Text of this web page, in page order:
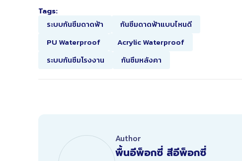
Tags:
ระบบกันซึมดาดฟ้า
กันซึมดาดฟ้าแบบไหนดี
PU Waterproof
Acrylic Waterproof
ระบบกันซึมโรงงาน
กันซึมหลังคา
Author
พื้นอีพ็อกซี่ สีอีพ็อกซี่